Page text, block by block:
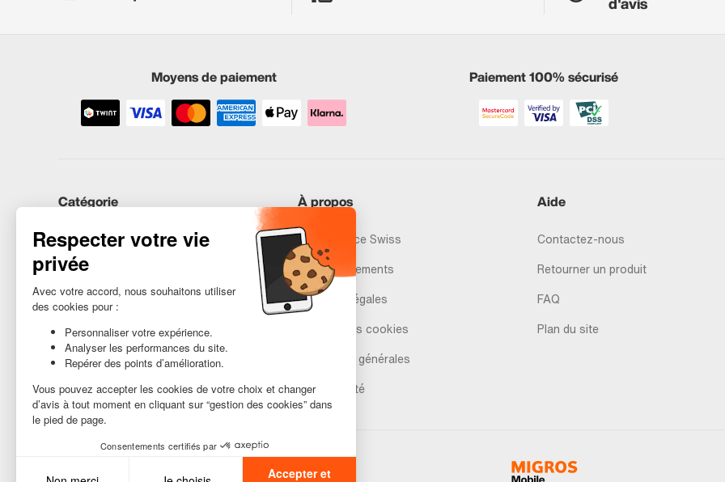
Moyens de paiement Paiement 100% sécurisé
Catégorie
iPhones
Samsung
Huawei
Besoin d’aide ?
À propos
Recommerce Swiss
Nos engagements
Mentions légales
Gestion des cookies
Conditions générales
Accessibilité
Aide
Contactez-nous
Retourner un produit
FAQ
Plan du site